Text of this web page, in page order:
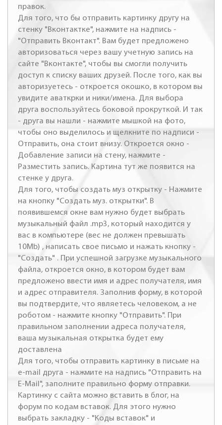
правок.
Для того, что бы отправить картинку другу на
стенку "Вконтактке", нажмите на надпись -
"Отправить Вконтакт". Вам будет предложено
авторизоваться через вашу учетную запись на
сайте "Вконтакте", чтобы вы смогли получить
доступ к списку ваших друзей. После того, как вы
авторизуетесь - откроется окошко, в котором вы
увидите аваткрки и ники/имена. Для выбора
друга воспользуйтесь боковой прокруткой. И так
- друга вы нашли - нажмите мышкой на фото,
чтобы оно выделилось и щелкните по надписи -
Отправить, она стоит внизу. Откроется окно -
Добавление записи на стену, нажмите -
Разместить запись. Картина тут же появится на
стенке у друга.
Для того, чтобы создать муз открытку - Нажмите
на кнопку "Создать муз. открытки". В
появившемся окне вам нужно будет выбрать
музыкальный файл .mp3, который находится у
вас в компьютере (вес не должен превышать
10Mb) , написать свое письмо и нажать кнопку -
"Создать" . При успешной загрузке музыкального
файла, откроется окно, в котором будет вам
предложено ввести имя и адрес получателя, имя
и адрес отправителя. Заполнив форму, в которой
вы подтвердите, что являетесь человеком, а не
роботом - нажмите кнопку "Отправить". При
правильном заполнении адреса получателя,
ваша музыкальная открытка будет ему
доставлена
Для того, чтобы отправить картинку в письме на
e-mail друга - нажмите на надпись "Отправить на
E-Mail", заполните правильно форму отправки.
Картинку с сайта можно вставить в блог, на
форум по кодам вставок. Для этого нужно
выбрать закладку - "Коды вставок" и